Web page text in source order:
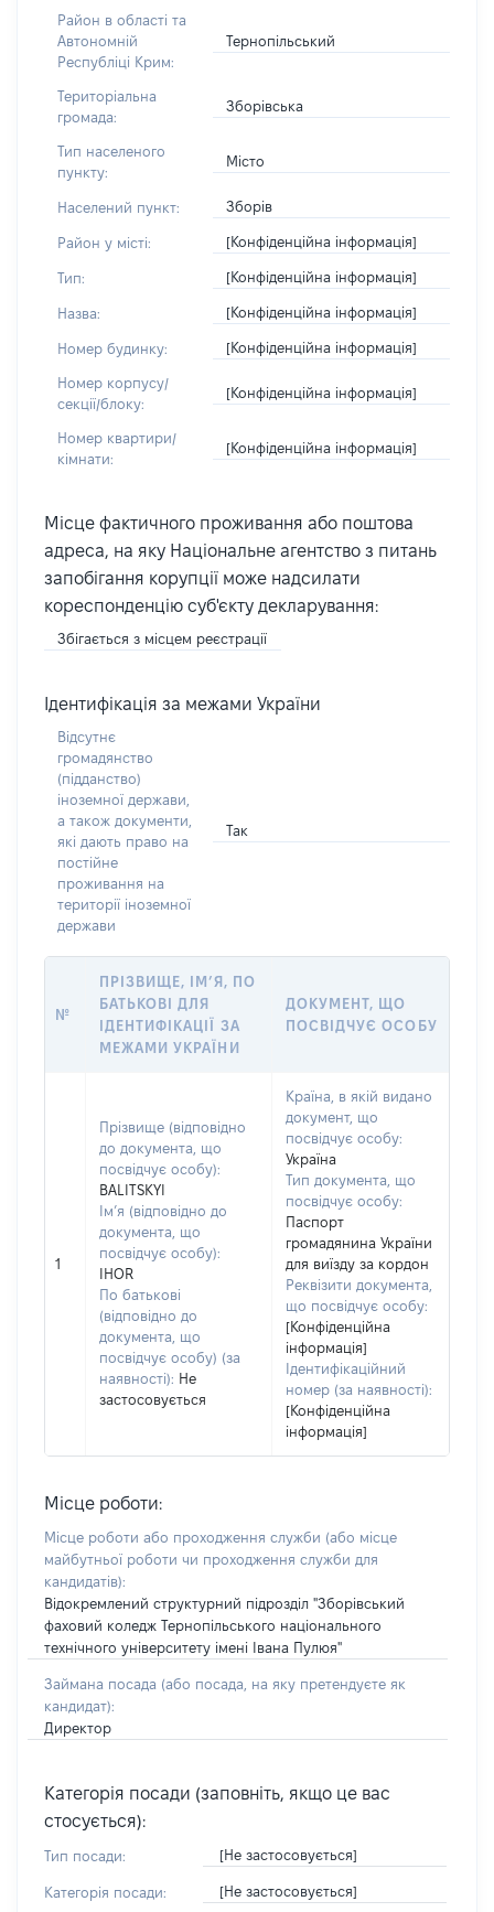
Район в області та
Автономній
Республіці Крим:
Тернопільський
Територіальна
громада:
Зборівська
Тип населеного
пункту:
Місто
Населений пункт: Зборів
Район у місті: [Конфіденційна інформація]
Тип: [Конфіденційна інформація]
Назва: [Конфіденційна інформація]
Номер будинку: [Конфіденційна інформація]
Номер корпусу/
секції/блоку:
[Конфіденційна інформація]
Номер квартири/
кімнати:
[Конфіденційна інформація]
Місце фактичного проживання або поштова
адреса, на яку Національне агентство з питань
запобігання корупції може надсилати
кореспонденцію суб'єкту декларування:
Збігається з місцем реєстрації
Ідентифікація за межами України
Відсутнє
громадянство
(підданство)
іноземної держави,
а також документи,
які дають право на
постійне
проживання на
території іноземної
держави
Так
№
ПРІЗВИЩЕ, ІМ’Я, ПО
БАТЬКОВІ ДЛЯ
ІДЕНТИФІКАЦІЇ ЗА
МЕЖАМИ УКРАЇНИ
ДОКУМЕНТ, ЩО
ПОСВІДЧУЄ ОСОБУ
1
Прізвище (відповідно
до документа, що
посвідчує особу):
BALITSKYI
Ім’я (відповідно до
документа, що
посвідчує особу):
IHOR
По батькові
(відповідно до
документа, що
посвідчує особу) (за
наявності): Не
застосовується
Країна, в якій видано
документ, що
посвідчує особу:
Україна
Тип документа, що
посвідчує особу:
Паспорт
громадянина України
для виїзду за кордон
Реквізити документа,
що посвідчує особу:
[Конфіденційна
інформація]
Ідентифікаційний
номер (за наявності):
[Конфіденційна
інформація]
Місце роботи:
Місце роботи або проходження служби (або місце
майбутньої роботи чи проходження служби для
кандидатів):
Відокремлений структурний підрозділ "Зборівський
фаховий коледж Тернопільського національного
технічного університету імені Івана Пулюя"
Займана посада (або посада, на яку претендуєте як
кандидат):
Директор
Категорія посади (заповніть, якщо це вас
стосується):
Тип посади: [Не застосовується]
Категорія посади: [Не застосовується]